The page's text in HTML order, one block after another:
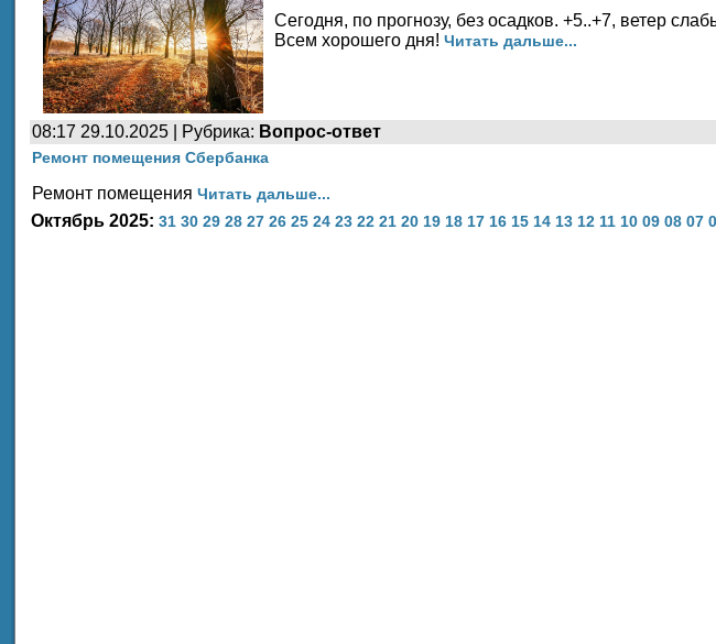
Сегодня, по прогнозу, без осадков. +5..+7, ветер
Всем хорошего дня! Читать дальше...
08:17 29.10.2025 | Рубрика: Вопрос-ответ
Ремонт помещения Сбербанка
Ремонт помещения Читать дальше...
Октябрь 2025: 31 30 29 28 27 26 25 24 23 22 21 20 19 18 17 16 15 14 13 12 11 10 09 08 07